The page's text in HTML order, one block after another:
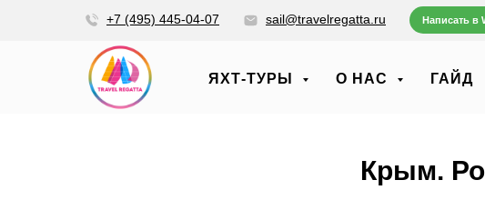
+7 (495) 445-04-07 sail@travelregatta.ru Написать в
ЯХТ-ТУРЫ О НАС ГАЙД
Крым.